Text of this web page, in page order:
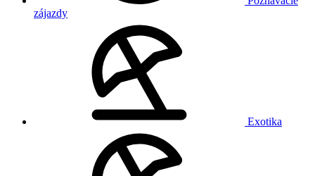
zájazdy
Exotika